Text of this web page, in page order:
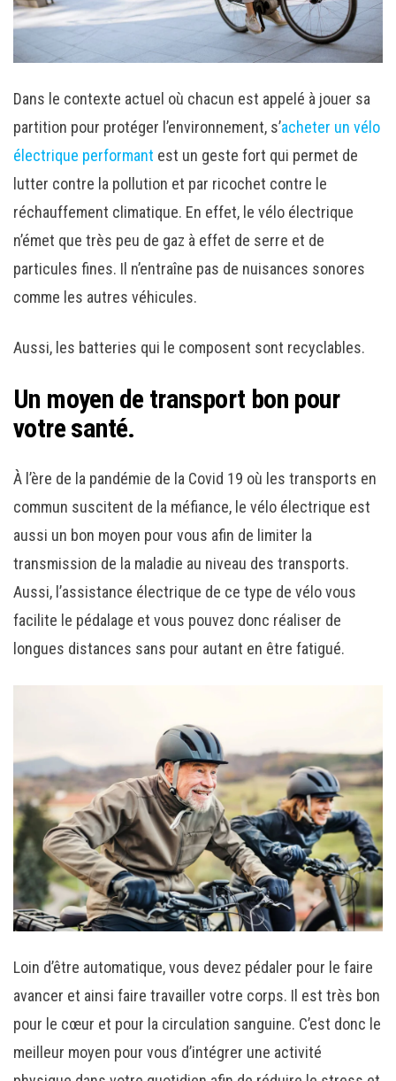
Dans le contexte actuel où chacun est appelé à jouer sa
partition pour protéger l’environnement, s’acheter un vélo
électrique performant est un geste fort qui permet de
lutter contre la pollution et par ricochet contre le
réchauffement climatique. En effet, le vélo électrique
n’émet que très peu de gaz à effet de serre et de
particules fines. Il n’entraîne pas de nuisances sonores
comme les autres véhicules.
Aussi, les batteries qui le composent sont recyclables.
Un moyen de transport bon pour
votre santé.
À l’ère de la pandémie de la Covid 19 où les transports en
commun suscitent de la méfiance, le vélo électrique est
aussi un bon moyen pour vous afin de limiter la
transmission de la maladie au niveau des transports.
Aussi, l’assistance électrique de ce type de vélo vous
facilite le pédalage et vous pouvez donc réaliser de
longues distances sans pour autant en être fatigué.
Loin d’être automatique, vous devez pédaler pour le faire
avancer et ainsi faire travailler votre corps. Il est très bon
pour le cœur et pour la circulation sanguine. C’est donc le
meilleur moyen pour vous d’intégrer une activité